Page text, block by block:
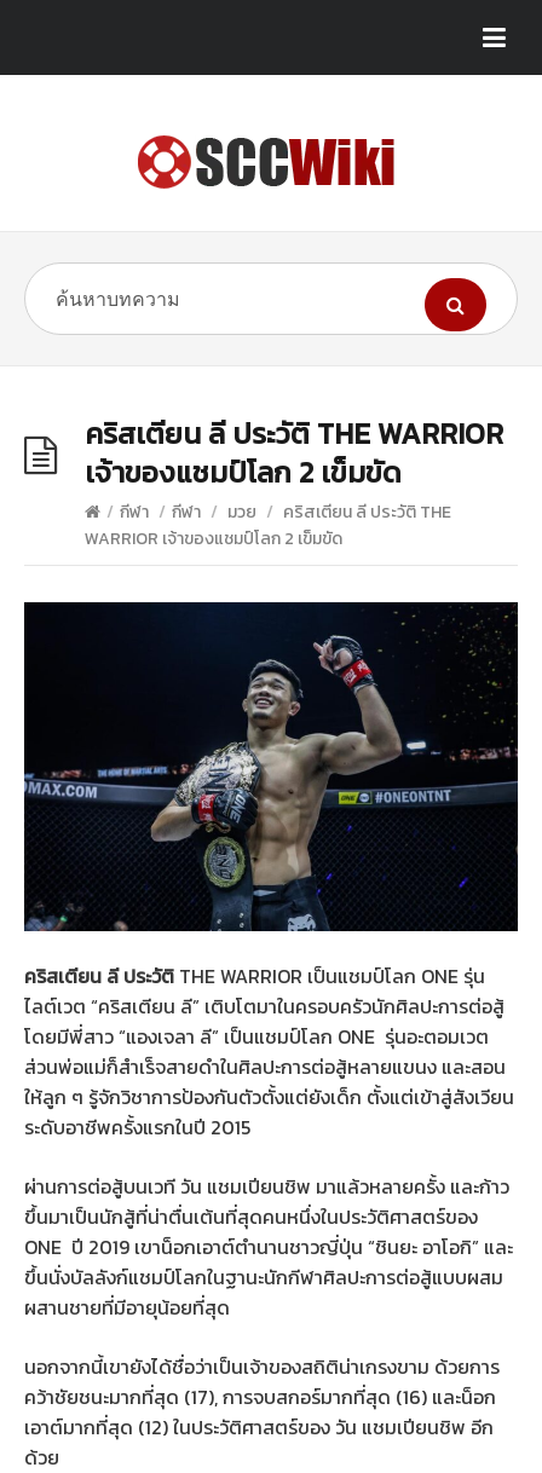
คริสเตียน ลี ประวัติ THE WARRIOR
เจ้าของแชมป์โลก 2 เข็มขัด
/ กีฬา / กีฬา / มวย / คริสเตียน ลี ประวัติ THE
WARRIOR เจ้าของแชมป์โลก 2 เข็มขัด
คริสเตียน ลี ประวัติ THE WARRIOR เป็นแชมป์โลก ONE รุ่น
ไลต์เวต “คริสเตียน ลี” เติบโตมาในครอบครัวนักศิลปะการต่อสู้
โดยมีพี่สาว “แองเจลา ลี” เป็นแชมป์โลก ONE รุ่นอะตอมเวต
ส่วนพ่อแม่ก็สำเร็จสายดำในศิลปะการต่อสู้หลายแขนง และสอน
ให้ลูก ๆ รู้จักวิชาการป้องกันตัวตั้งแต่ยังเด็ก ตั้งแต่เข้าสู่สังเวียน
ระดับอาชีพครั้งแรกในปี 2015
ผ่านการต่อสู้บนเวที วัน แชมเปียนชิพ มาแล้วหลายครั้ง และก้าว
ขึ้นมาเป็นนักสู้ที่น่าตื่นเต้นที่สุดคนหนึ่งในประวัติศาสตร์ของ
ONE ปี 2019 เขาน็อกเอาต์ตำนานชาวญี่ปุ่น “ชินยะ อาโอกิ” และ
ขึ้นนั่งบัลลังก์แชมป์โลกในฐานะนักกีฬาศิลปะการต่อสู้แบบผสม
ผสานชายที่มีอายุน้อยที่สุด
นอกจากนี้เขายังได้ชื่อว่าเป็นเจ้าของสถิติน่าเกรงขาม ด้วยการ
คว้าชัยชนะมากที่สุด (17), การจบสกอร์มากที่สุด (16) และน็อก
เอาต์มากที่สุด (12) ในประวัติศาสตร์ของ วัน แชมเปียนชิพ อีก
ด้วย